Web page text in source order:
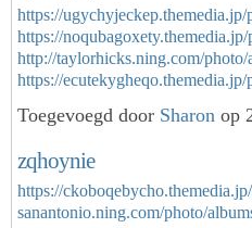
https://ugychyjeckep.themedia.jp/
https://
http://taylorhicks.ning.com/photo/
https://
Toegevoegd door Sharon op
zqhoynie
https://
sanantonio.ning.com/photo/